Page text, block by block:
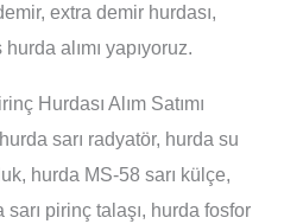
extra demir hurdası,
alımı yapıyoruz.
Hurdası Alım Satımı
sarı radyatör, hurda su
hurda MS-58 sarı külçe,
sarı pirinç talaşı, hurda fosfor